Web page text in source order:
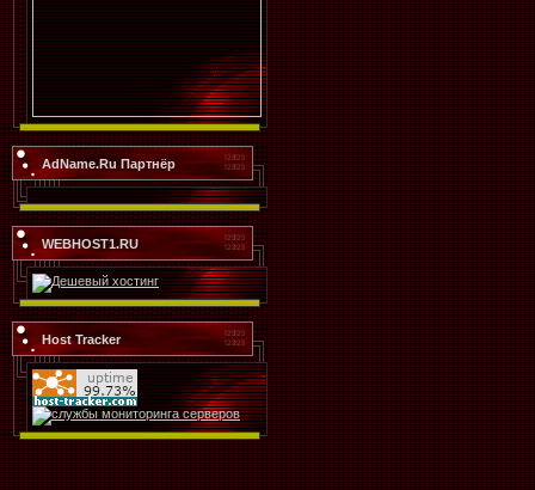
AdName.Ru Партнёр
WEBHOST1.RU
Host Tracker